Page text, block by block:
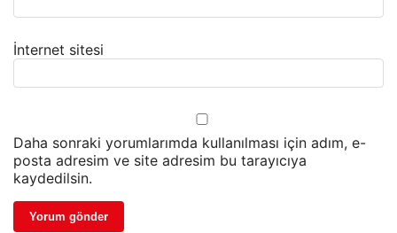
İnternet sitesi
Daha sonraki yorumlarımda kullanılması için adım, e-
posta adresim ve site adresim bu tarayıcıya
kaydedilsin.